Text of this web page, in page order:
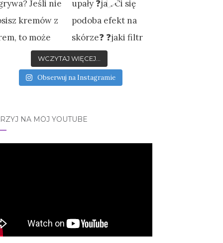
WCZYTAJ WIĘCEJ...
Obserwuj na Instagramie
NA MÓJ YOUTUBE